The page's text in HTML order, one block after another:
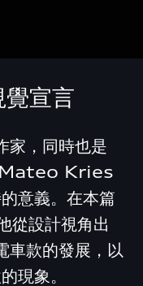
宣言
家，同時也是
Mateo Kries
意義。在本篇
設計視角出
車款的發展，以
現象。